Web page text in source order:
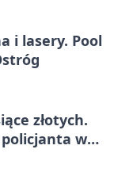
i lasery. Pool
złotych.
policjanta w